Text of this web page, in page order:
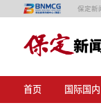
保定新
首页 国际国内